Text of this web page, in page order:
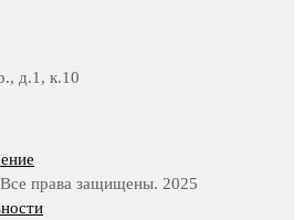
д.1, к.10
права защищены. 2025